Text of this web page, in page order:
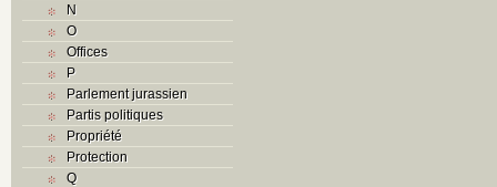
N
O
Offices
P
Parlement jurassien
Partis politiques
Propriété
Protection
Q